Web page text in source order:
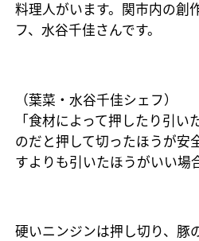
料理人がいます。関市内の創
フ、水谷千佳さんです。
（葉菜・水谷千佳シェフ）
「食材によって押したり引い
のだと押して切ったほうが安
すよりも引いたほうがいい場
硬いニンジンは押し切り、豚